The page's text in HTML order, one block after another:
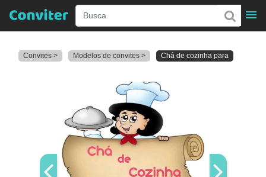
Convites > Modelos de convites > Chá de cozinha para